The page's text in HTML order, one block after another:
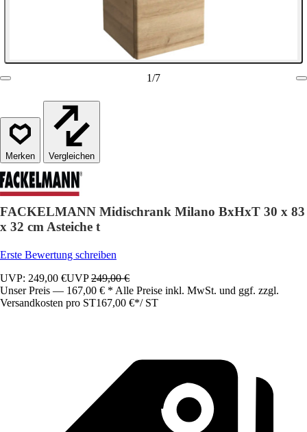
1/7
Vergleichen
FACKELMANN Midischrank Milano BxHxT 30 x 83
x 32 cm Asteiche t
Erste Bewertung schreiben
UVP: 249,00 €UVP249,00 €
Unser Preis — 167,00 € * Alle Preise inkl. MwSt. und ggf. zzgl.
Versandkosten pro ST167,00 €*/ ST